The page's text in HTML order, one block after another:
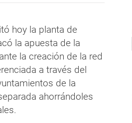
hoy la planta de
la apuesta de la
la creación de la red
a través del
de la
ahorrándoles